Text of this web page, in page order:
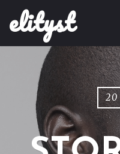
elityst
Skip to content
20